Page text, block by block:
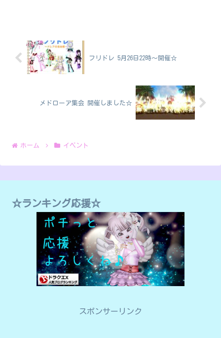
フリドレ 5月26日22時～開催☆
メドローア集会 開催しました☆
ホーム イベント
☆ランキング応援☆
スポンサーリンク